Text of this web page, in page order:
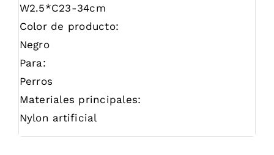
W2.5*C23-34cm
Color de producto:
Negro
Para:
Perros
Materiales principales:
Nylon artificial